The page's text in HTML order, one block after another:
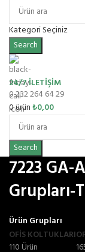
Kategori Seçiniz
Search
24/7 İLETİŞİM
0 232 264 64 29
0ürün₺0,00
Search
7223
Grupları-
Ürün Grupları
OFIS KOLTUKLARI
110 Ürün